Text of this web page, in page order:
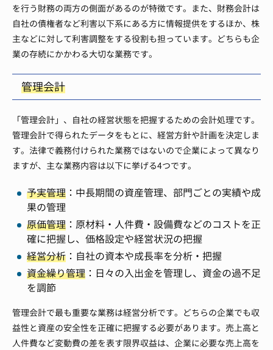
を行う財務の両方の側面があるのが特徴です。また、財務会計は
自社の債権者など利害以下系にある方に情報提供をするほか、株
主などに対して利害調整をする役割も担っています。どちらも企
業の存続にかかわる大切な業務です。
管理会計
「管理会計」、自社の経営状態を把握するための会計処理です。
管理会計で得られたデータをもとに、経営方針や計画を決定しま
す。法律で義務付けられた業務ではないので企業によって異なり
ますが、主な業務内容は以下に挙げる4つです。
予実管理 ：中長期間の資産管理、部門ごとの実績や成
果の管理
原価管理 ：原材料・人件費・設備費などのコストを正
確に把握し、価格設定や経営状況の把握
経営分析 ：自社の資本や成長率を分析・把握
資金繰り管理 ：日々の入出金を管理し、資金の過不足
を調節
管理会計で最も重要な業務は経営分析です。どちらの企業でも収
益性と資産の安全性を正確に把握する必要があります。売上高と
人件費など変動費の差を表す限界収益は、企業に必要な売上高を